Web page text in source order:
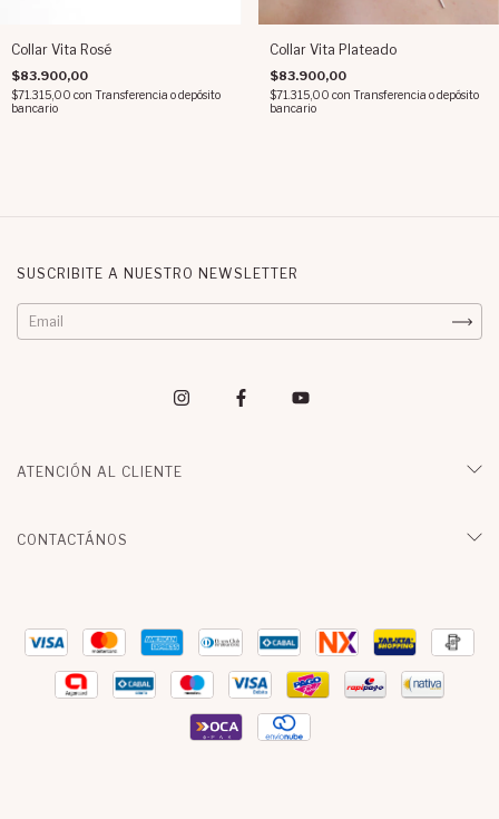
Collar Vita Rosé
$83.900,00
$71.315,00 con Transferencia o depósito
bancario
Collar Vita Plateado
$83.900,00
$71.315,00 con Transferencia o depósito
bancario
SUSCRIBITE A NUESTRO NEWSLETTER
ATENCIÓN AL CLIENTE
CONTACTÁNOS